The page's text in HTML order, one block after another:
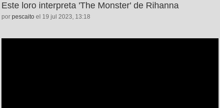
Este loro interpreta 'The Monster' de Rihanna
por pescaito el 19 jul 2023, 13:18